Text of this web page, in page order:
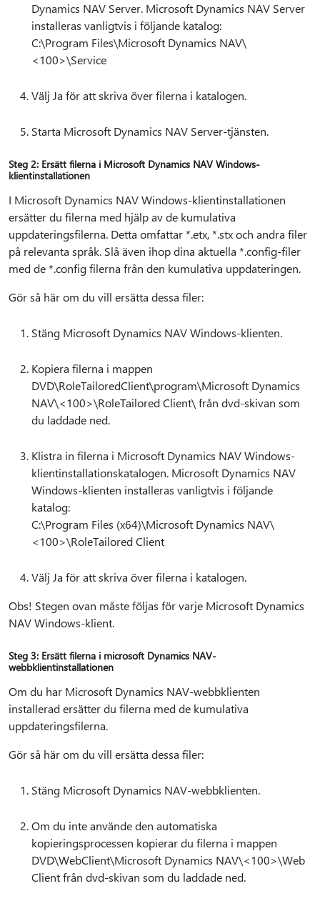
Dynamics NAV Server. Microsoft Dynamics NAV Server
installeras vanligtvis i följande katalog:
C:\Program Files\Microsoft Dynamics NAV\
<100>\Service
Välj Ja för att skriva över filerna i katalogen.
Starta Microsoft Dynamics NAV Server-tjänsten.
Steg 2: Ersätt filerna i Microsoft Dynamics NAV Windows-
klientinstallationen
I Microsoft Dynamics NAV Windows-klientinstallationen
ersätter du filerna med hjälp av de kumulativa
uppdateringsfilerna. Detta omfattar *.etx, *.stx och andra filer
på relevanta språk. Slå även ihop dina aktuella *.config-filer
med de *.config filerna från den kumulativa uppdateringen.
Gör så här om du vill ersätta dessa filer:
Stäng Microsoft Dynamics NAV Windows-klienten.
Kopiera filerna i mappen
DVD\RoleTailoredClient\program\Microsoft Dynamics
NAV\<100>\RoleTailored Client\ från dvd-skivan som
du laddade ned.
Klistra in filerna i Microsoft Dynamics NAV Windows-
klientinstallationskatalogen. Microsoft Dynamics NAV
Windows-klienten installeras vanligtvis i följande
katalog:
C:\Program Files (x64)\Microsoft Dynamics NAV\
<100>\RoleTailored Client
Välj Ja för att skriva över filerna i katalogen.
Obs! Stegen ovan måste följas för varje Microsoft Dynamics
NAV Windows-klient.
Steg 3: Ersätt filerna i microsoft Dynamics NAV-
webbklientinstallationen
Om du har Microsoft Dynamics NAV-webbklienten
installerad ersätter du filerna med de kumulativa
uppdateringsfilerna.
Gör så här om du vill ersätta dessa filer:
Stäng Microsoft Dynamics NAV-webbklienten.
Om du inte använde den automatiska
kopieringsprocessen kopierar du filerna i mappen
DVD\WebClient\Microsoft Dynamics NAV\<100>\Web
Client från dvd-skivan som du laddade ned.